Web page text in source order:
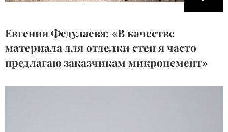
Eвгения Федулаева: «В качестве
материала для отделки стен я часто
предлагаю заказчикам микроцемент»